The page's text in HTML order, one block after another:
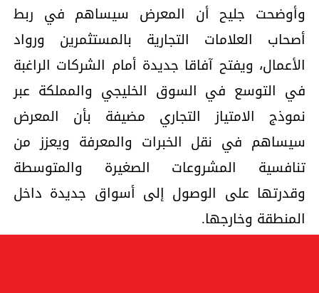
وأوضحت جليح أن المعرض سيساهم في ربط
أصحاب العلامات التجارية بالمستثمرين ورواد
الأعمال، ويفتح آفاقا جديدة أمام الشركات الراغبة
في التوسع في السوق الخليجي والمملكة عبر
نموذج الامتياز التجاري مضيفة بأن المعرض
سيساهم في نقل الخبرات والمعرفة ويعزز من
تنافسية المشروعات الصغيرة والمتوسطة
وقدرتها على الوصول إلى أسواق جديدة داخل
المنطقة وخارجها.